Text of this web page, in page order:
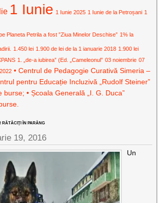
1 Iunie 1 Iunie 2025 1 Iunie de la Petroșani 1
Planeta Petrila a fost ”Ziua Minelor Deschise” 1% la
1.450 lei 1.900 de lei de la 1 ianuarie 2018 1.900 lei
1. „de-a iubirea” (Ed. „Cameleonul” 03 noiembrie 07
• Centrul de Pedagogie Curativă Simeria –
pentru Educație Incluzivă „Rudolf Steiner”
• Școala Generală „I. G. Duca”
RĂTĂCIŢI ÎN PARÂNG
19, 2016
Un